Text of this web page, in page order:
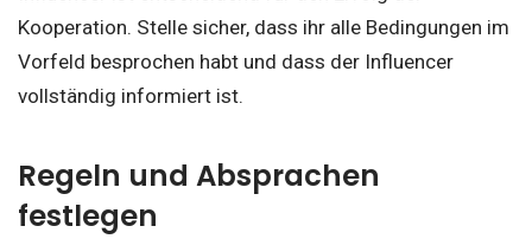
Kooperation. Stelle sicher, dass ihr alle Bedingungen im
Vorfeld besprochen habt und dass der Influencer
vollständig informiert ist.
Regeln und Absprachen
festlegen